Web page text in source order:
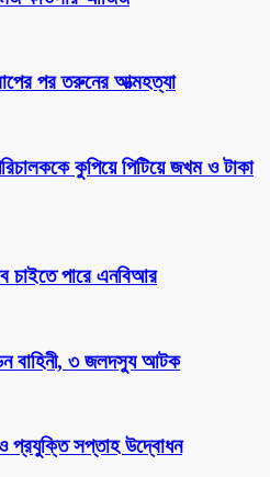
পর তরুনের আত্মহত্যা
কুপিয়ে পিটিয়ে জখম ও টাকা
চাইতে পারে এনবিআর
বাহিনী, ৩ জলদস্যু আটক
ও প্রযুক্তি সপ্তাহ উদ্বোধন